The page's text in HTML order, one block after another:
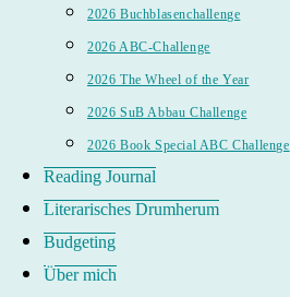
2026 Buchblasenchallenge
2026 ABC-Challenge
2026 The Wheel of the Year
2026 SuB Abbau Challenge
2026 Book Special ABC Challenge
Reading Journal
Literarisches Drumherum
Budgeting
Über mich